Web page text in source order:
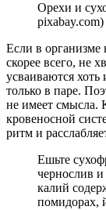
Орехи и
pixabay.com)
Если в организме
скорее всего, не
усваиваются
только в паре.
не имеет смысла.
кровеносной
ритм и
Ешьте
чернослив
калий
помидорах,